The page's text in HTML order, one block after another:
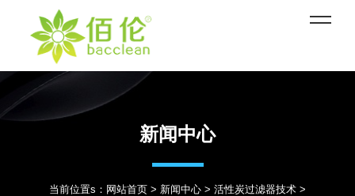
新闻中心
当前位置s： 网站首页 > 新闻中心 > 活性炭过滤器技术 >